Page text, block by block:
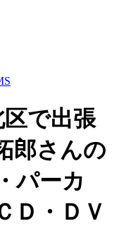
で出張
郎さんの
パーカ
Ｄ・ＤＶ